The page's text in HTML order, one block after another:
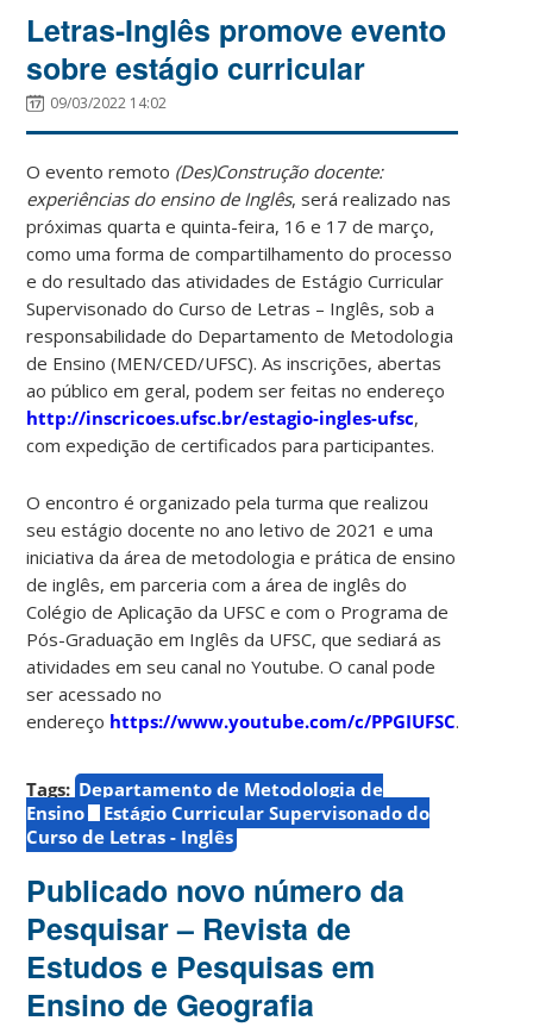
Letras-Inglês promove evento
sobre estágio curricular
09/03/2022 14:02
O evento remoto (Des)Construção docente:
experiências do ensino de Inglês, será realizado nas
próximas quarta e quinta-feira, 16 e 17 de março,
como uma forma de compartilhamento do processo
e do resultado das atividades de Estágio Curricular
Supervisonado do Curso de Letras – Inglês, sob a
responsabilidade do Departamento de Metodologia
de Ensino (MEN/CED/UFSC). As inscrições, abertas
ao público em geral, podem ser feitas no endereço
http://inscricoes.ufsc.br/estagio-ingles-ufsc,
com expedição de certificados para participantes.
O encontro é organizado pela turma que realizou
seu estágio docente no ano letivo de 2021 e uma
iniciativa da área de metodologia e prática de ensino
de inglês, em parceria com a área de inglês do
Colégio de Aplicação da UFSC e com o Programa de
Pós-Graduação em Inglês da UFSC, que sediará as
atividades em seu canal no Youtube. O canal pode
ser acessado no
endereço https://www.youtube.com/c/PPGIUFSC.
Tags: Departamento de Metodologia de
Ensino
Estágio Curricular Supervisonado do
Curso de Letras - Inglês
Publicado novo número da
Pesquisar – Revista de
Estudos e Pesquisas em
Ensino de Geografia